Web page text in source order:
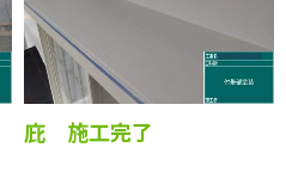
庇 施工完了